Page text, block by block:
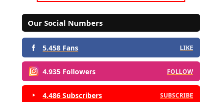
Our Social Numbers
5.458 Fans LIKE
4.935 Followers FOLLOW
4.486 Subscribers SUBSCRIBE